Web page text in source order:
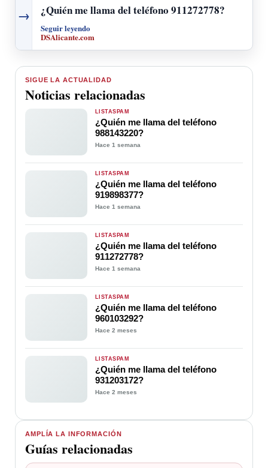
→ ¿Quién me llama del teléfono 911272778?
Seguir leyendo
DSAlicante.com
AMPLÍA LA INFORMACIÓN
Guías relacionadas
SIGUE LA ACTUALIDAD
Noticias relacionadas
LISTASPAM
¿Quién me llama del teléfono
988143220?
Hace 1 semana
LISTASPAM
¿Quién me llama del teléfono
919898377?
Hace 1 semana
LISTASPAM
¿Quién me llama del teléfono
911272778?
Hace 1 semana
LISTASPAM
¿Quién me llama del teléfono
960103292?
Hace 2 meses
LISTASPAM
¿Quién me llama del teléfono
931203172?
Hace 2 meses